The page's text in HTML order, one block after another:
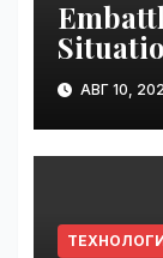
$400M
АВГ 10,